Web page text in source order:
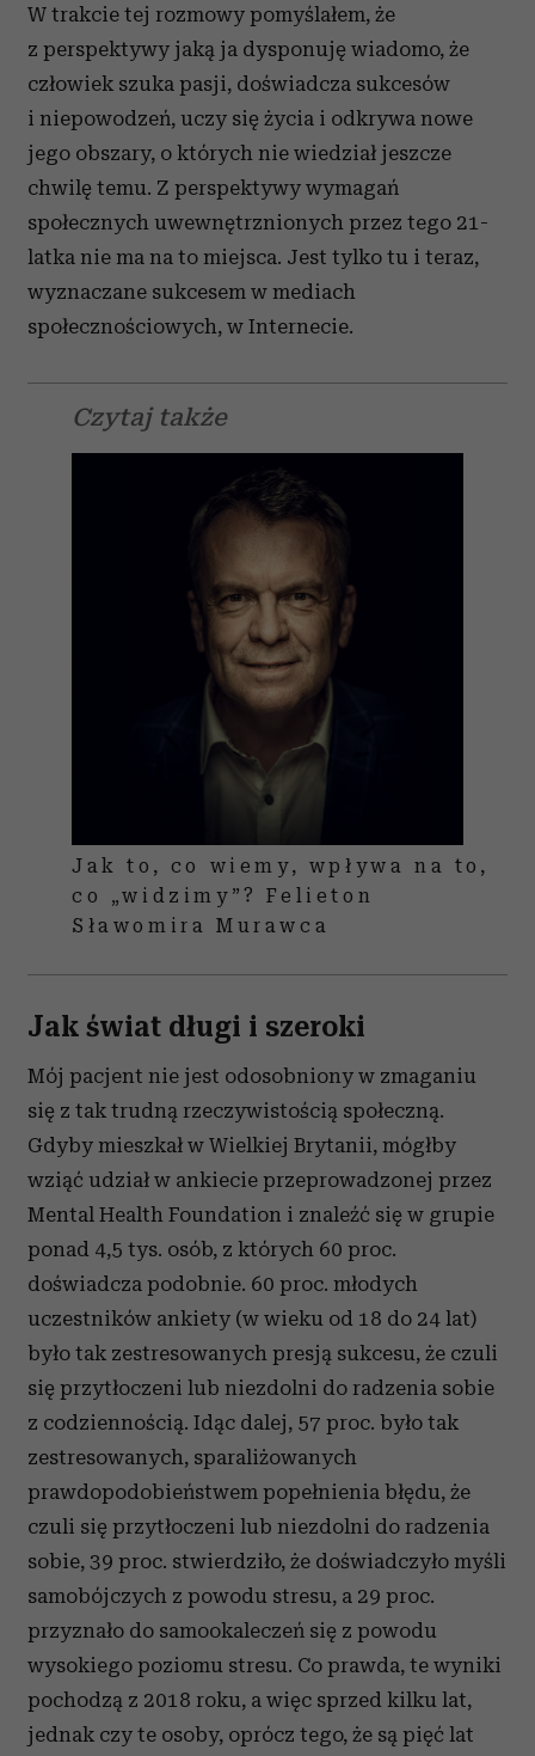
W trakcie tej rozmowy pomyślałem, że
z perspektywy jaką ja dysponuję wiadomo, że
człowiek szuka pasji, doświadcza sukcesów
i niepowodzeń, uczy się życia i odkrywa nowe
jego obszary, o których nie wiedział jeszcze
chwilę temu. Z perspektywy wymagań
społecznych uwewnętrznionych przez tego 21-
latka nie ma na to miejsca. Jest tylko tu i teraz,
wyznaczane sukcesem w mediach
społecznościowych, w Internecie.
Czytaj także
Jak to, co wiemy, wpływa na to,
co „widzimy”? Felieton
Sławomira Murawca
Jak świat długi i szeroki
Mój pacjent nie jest odosobniony w zmaganiu
się z tak trudną rzeczywistością społeczną.
Gdyby mieszkał w Wielkiej Brytanii, mógłby
wziąć udział w ankiecie przeprowadzonej przez
Mental Health Foundation i znaleźć się w grupie
ponad 4,5 tys. osób, z których 60 proc.
doświadcza podobnie. 60 proc. młodych
uczestników ankiety (w wieku od 18 do 24 lat)
było tak zestresowanych presją sukcesu, że czuli
się przytłoczeni lub niezdolni do radzenia sobie
z codziennością. Idąc dalej, 57 proc. było tak
zestresowanych, sparaliżowanych
prawdopodobieństwem popełnienia błędu, że
czuli się przytłoczeni lub niezdolni do radzenia
sobie, 39 proc. stwierdziło, że doświadczyło myśli
samobójczych z powodu stresu, a 29 proc.
przyznało do samookaleczeń się z powodu
wysokiego poziomu stresu. Co prawda, te wyniki
pochodzą z 2018 roku, a więc sprzed kilku lat,
jednak czy te osoby, oprócz tego, że są pięć lat